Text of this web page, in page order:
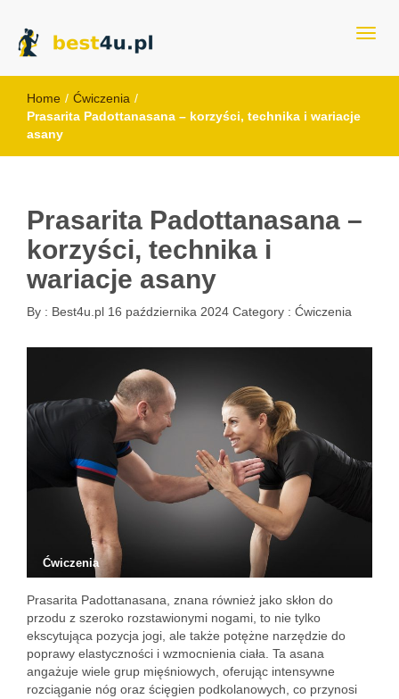
best4u.pl
Home / Ćwiczenia /
Prasarita Padottanasana – korzyści, technika i wariacje
asany
Prasarita Padottanasana –
korzyści, technika i
wariacje asany
By : Best4u.pl 16 października 2024 Category : Ćwiczenia
Ćwiczenia
Prasarita Padottanasana, znana również jako skłon do
przodu z szeroko rozstawionymi nogami, to nie tylko
ekscytująca pozycja jogi, ale także potężne narzędzie do
poprawy elastyczności i wzmocnienia ciała. Ta asana
angażuje wiele grup mięśniowych, oferując intensywne
rozciąganie nóg oraz ścięgien podkolanowych, co przynosi